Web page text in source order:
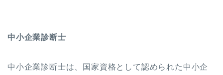
中小企業診断士
中小企業診断士は、国家資格として認められた中小企